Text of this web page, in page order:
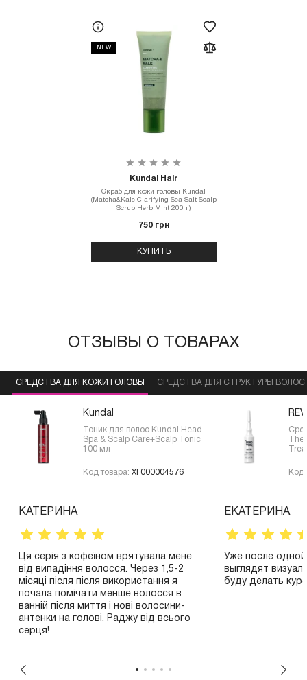
NEW
Kundal Hair
Скраб для кожи головы Kundal
(Matcha&Kale Clarifying Sea Salt Scalp
Scrub Herb Mint 200 г)
750 грн
КУПИТЬ
ОТЗЫВЫ О ТОВАРАХ
СРЕДСТВА ДЛЯ КОЖИ ГОЛОВЫ СРЕДСТВА ДЛЯ СТРУКТУРЫ ВОЛОС
Kundal
Тоник для волос Kundal Head
Spa & Scalp Care+Scalp Tonic
100 мл
Код товара: ХГ000004576
КАТЕРИНА
Ця серія з кофеїном врятувала мене
від випадіння волосся. Через 1,5-2
місяці після після використання я
почала помічати менше волосся в
ванній після миття і нові волосини-
антенки на голові. Раджу від всього
серця!
Код
ЕКАТЕРИНА
Уже после
выглядят
буду делать